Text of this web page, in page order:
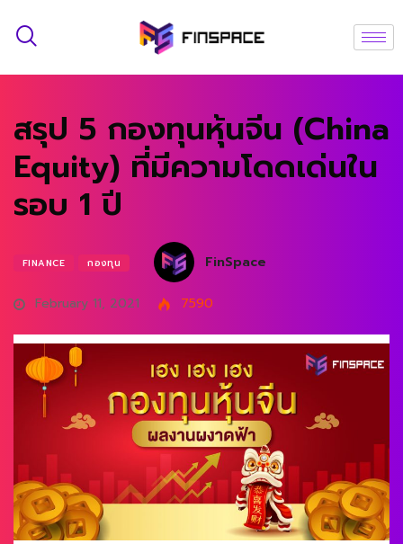
สรุป 5 กองทุนหุ้นจีน (China
Equity) ที่มีความโดดเด่นใน
รอบ 1 ปี
FINANCE กองทุน FinSpace
February 11, 2021 7590